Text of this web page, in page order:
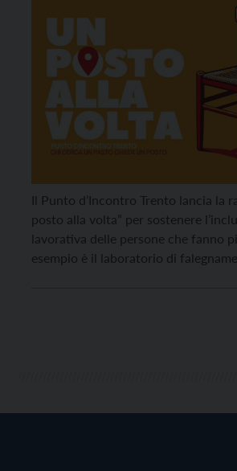
Il Punto d’Incontro Trento lancia la
posto alla volta” per sostenere
lavorativa delle persone che fanno
esempio è il laboratorio di